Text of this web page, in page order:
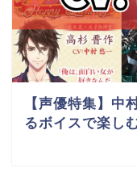
【声優特集】中
るボイスで楽し